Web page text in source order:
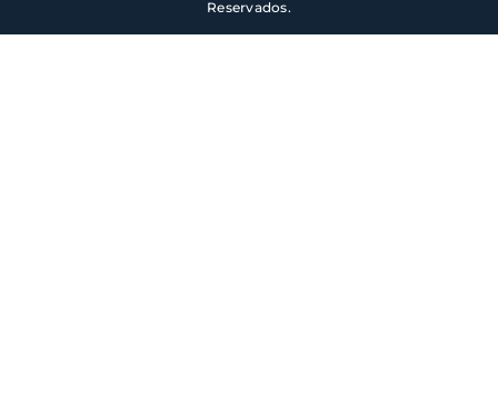
Reservados.